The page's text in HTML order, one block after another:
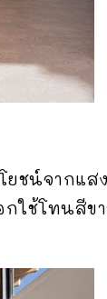
ชน์จากแส
ช้โทนสีข